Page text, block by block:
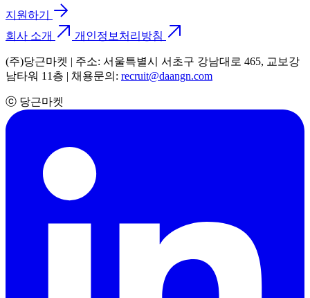
지원하기
회사 소개
개인정보처리방침
(주)당근마켓 | 주소: 서울특별시 서초구 강남대로 465, 교보강
남타워 11층 | 채용문의: recruit@daangn.com
ⓒ 당근마켓